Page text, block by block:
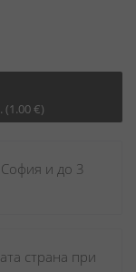
(1.00 €)
и до 3
страна при